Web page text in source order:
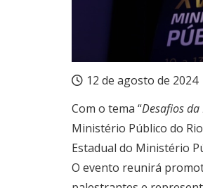
12 de agosto de 2024
Com o tema “Desafios
Ministério Público do
Estadual do Ministério
O evento reunirá